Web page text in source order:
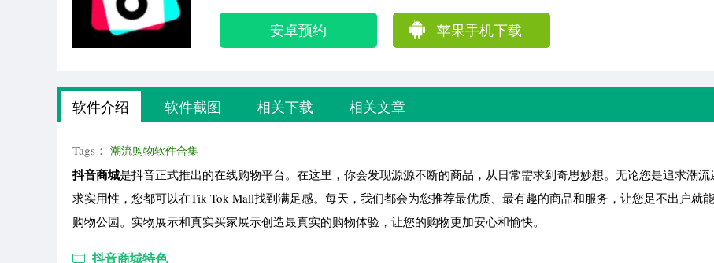
安卓预约 苹果手机下载
软件介绍 软件截图 相关下载 相关文章
Tags： 潮流购物软件合集
抖音商城是抖音正式推出的在线购物平台。在这里，你会发现源源不断的商品，从日常需求到奇思妙想。无论您是追求潮流
求实用性，您都可以在Tik Tok Mall找到满足感。每天，我们都会为您推荐最优质、最有趣的商品和服务，让您足不出户就
购物公园。实物展示和真实买家展示创造最真实的购物体验，让您的购物更加安心和愉快。
抖音商城特色